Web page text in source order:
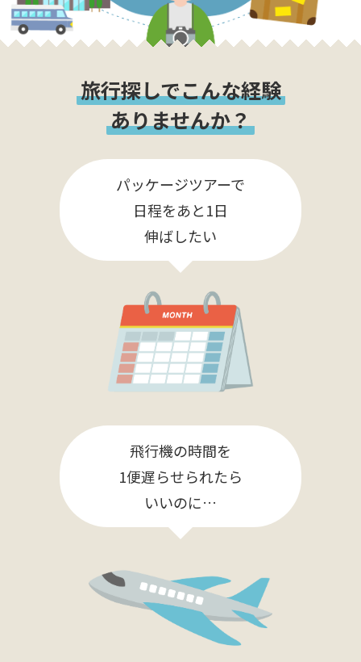
旅行探しでこんな経験
ありませんか？
パッケージツアーで
日程をあと1日
伸ばしたい
飛行機の時間を
1便遅らせられたら
いいのに…